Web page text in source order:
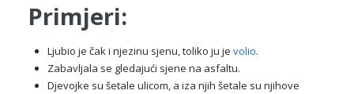
Primjeri:
Ljubio je čak i njezinu sjenu, toliko ju je volio.
Zabavljala se gledajući sjene na asfaltu.
Djevojke su šetale ulicom, a iza njih šetale su njihove